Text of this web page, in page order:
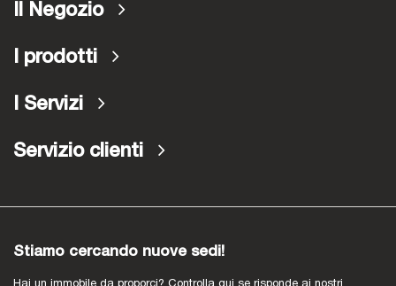
Il Negozio
I prodotti
I Servizi
Servizio clienti
Stiamo cercando nuove sedi!